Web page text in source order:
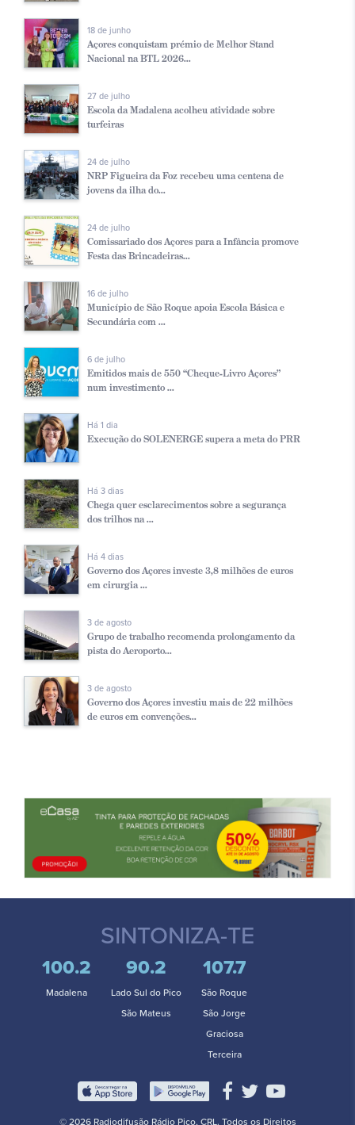
18 de junho
Açores conquistam prémio de Melhor Stand
Nacional na BTL 2026...
27 de julho
Escola da Madalena acolheu atividade sobre
turfeiras
24 de julho
NRP Figueira da Foz recebeu uma centena de
jovens da ilha do...
24 de julho
Comissariado dos Açores para a Infância promove
Festa das Brincadeiras...
16 de julho
Município de São Roque apoia Escola Básica e
Secundária com ...
6 de julho
Emitidos mais de 550 “Cheque-Livro Açores”
num investimento ...
Há 1 dia
Execução do SOLENERGE supera a meta do PRR
Há 3 dias
Chega quer esclarecimentos sobre a segurança
dos trilhos na ...
Há 4 dias
Governo dos Açores investe 3,8 milhões de euros
em cirurgia ...
3 de agosto
Grupo de trabalho recomenda prolongamento da
pista do Aeroporto...
3 de agosto
Governo dos Açores investiu mais de 22 milhões
de euros em convenções...
SINTONIZA-TE
100.2
Madalena
90.2
Lado Sul do Pico
São Mateus
107.7
São Roque
São Jorge
Graciosa
Terceira
© 2026 Radiodifusão Rádio Pico, CRL. Todos os Direitos